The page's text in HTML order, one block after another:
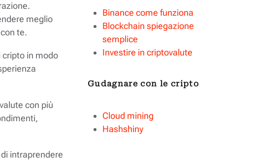
meglio
te.
cripto in modo
con più
intraprendere
Binance come funziona
Blockchain spiegazione
semplice
Investire in criptovalute
Gudagnare con le cripto
Cloud mining
Hashshiny